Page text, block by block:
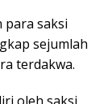
saksi
sejumlah
terdakwa.